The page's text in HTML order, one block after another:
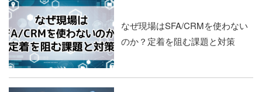
なぜ現場はSFA/CRMを使わない
のか？定着を阻む課題と対策